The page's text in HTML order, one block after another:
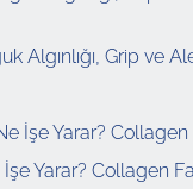
Algınlığı, Grip ve
Yarar? Collagen